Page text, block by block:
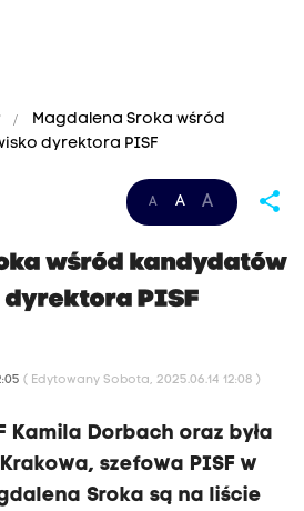
Magdalena Sroka wśród
dyrektora PISF
A A A share
wśród kandydatów
PISF
( Edytowany Sobota, 2025.06.14 12:08 )
Kamila Dorbach oraz była
szefowa PISF w
Sroka są na liście